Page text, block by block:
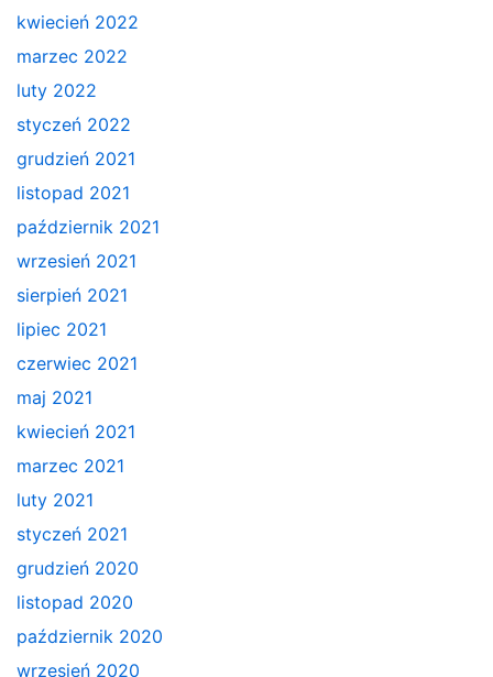
kwiecień 2022
marzec 2022
luty 2022
styczeń 2022
grudzień 2021
listopad 2021
październik 2021
wrzesień 2021
sierpień 2021
lipiec 2021
czerwiec 2021
maj 2021
kwiecień 2021
marzec 2021
luty 2021
styczeń 2021
grudzień 2020
listopad 2020
październik 2020
wrzesień 2020